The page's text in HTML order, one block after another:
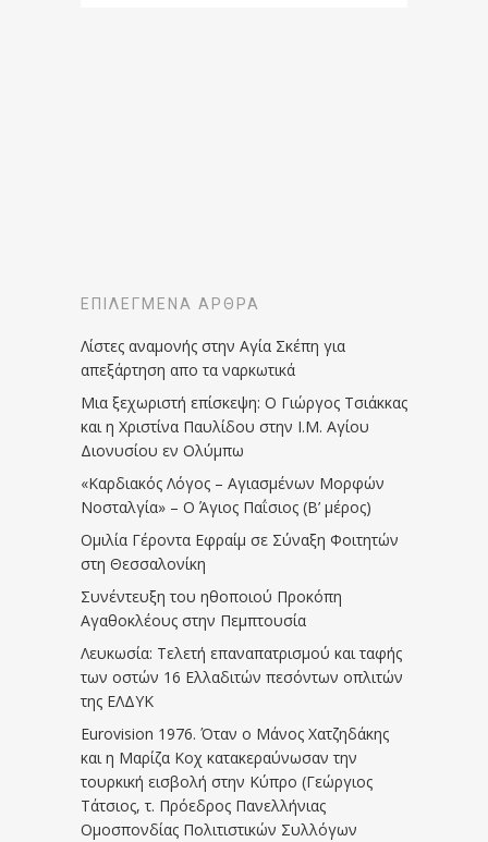
ΕΠΙΛΕΓΜΈΝΑ ΆΡΘΡΑ
Λίστες αναμονής στην Αγία Σκέπη για
απεξάρτηση απο τα ναρκωτικά
Μια ξεχωριστή επίσκεψη: Ο Γιώργος Τσιάκκας
και η Χριστίνα Παυλίδου στην Ι.Μ. Αγίου
Διονυσίου εν Ολύμπω
«Καρδιακός Λόγος – Αγιασμένων Μορφών
Νοσταλγία» – Ο Άγιος Παΐσιος (Β’ μέρος)
Ομιλία Γέροντα Εφραίμ σε Σύναξη Φοιτητών
στη Θεσσαλονίκη
Συνέντευξη του ηθοποιού Προκόπη
Αγαθοκλέους στην Πεμπτουσία
Λευκωσία: Τελετή επαναπατρισμού και ταφής
των οστών 16 Ελλαδιτών πεσόντων οπλιτών
της ΕΛΔΥΚ
Eurovision 1976. Όταν ο Μάνος Χατζηδάκης
και η Μαρίζα Κοχ κατακεραύνωσαν την
τουρκική εισβολή στην Κύπρο (Γεώργιος
Τάτσιος, τ. Πρόεδρος Πανελλήνιας
Ομοσπονδίας Πολιτιστικών Συλλόγων